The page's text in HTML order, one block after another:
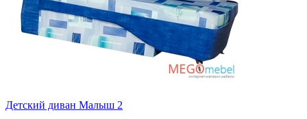
Детский диван Малыш 2